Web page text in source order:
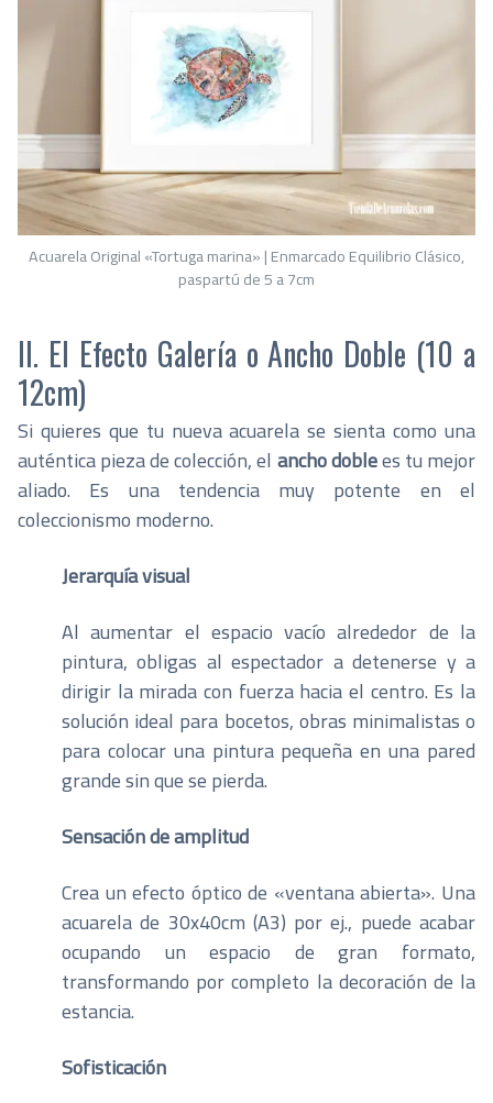
Acuarela Original «Tortuga marina» | Enmarcado Equilibrio Clásico,
paspartú de 5 a 7cm
II. El Efecto Galería o Ancho Doble (10 a
12cm)
Si quieres que tu nueva acuarela se sienta como una
auténtica pieza de colección, el ancho doblees tu mejor
aliado. Es una tendencia muy potente en el
coleccionismo moderno.
Jerarquía visual
Al aumentar el espacio vacío alrededor de la
pintura, obligas al espectador a detenerse y a
dirigir la mirada con fuerza hacia el centro. Es la
solución ideal para bocetos, obras minimalistas o
para colocar una pintura pequeña en una pared
grande sin que se pierda.
Sensación de amplitud
Crea un efecto óptico de «ventana abierta». Una
acuarela de 30x40cm (A3) por ej., puede acabar
ocupando un espacio de gran formato,
transformando por completo la decoración de la
estancia.
Sofisticación